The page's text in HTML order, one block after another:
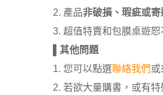
2. 產品非破損、瑕疵或寄
3. 超值特賣和包膜桌遊恕
其他問題
1. 您可以點選聯絡我們或
2. 若欲大量購書，或有